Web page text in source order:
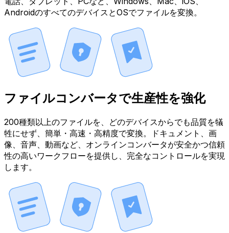
AndroidのすべてのデバイスとOSでファイルを変換。
ファイルコンバータで生産性を強化
200種類以上のファイルを、どのデバイスからでも品質を犠
牲にせず、簡単・高速・高精度で変換。ドキュメント、画
像、音声、動画など、オンラインコンバータが安全かつ信頼
性の高いワークフローを提供し、完全なコントロールを実現
します。